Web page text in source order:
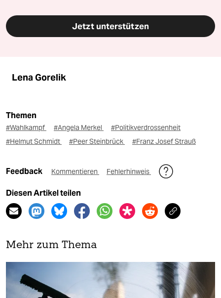
Jetzt unterstützen
Lena Gorelik
Themen
#Wahlkampf #Angela Merkel
#Politikverdrossenheit
#Helmut Schmidt
#Peer Steinbrück #Franz Josef Strauß
Feedback Kommentieren Fehlerhinweis
Diesen Artikel teilen
Mehr zum Thema